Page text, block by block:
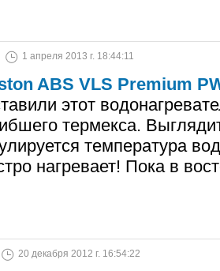
1 апреля 2013 г. 18:44:11
ABS VLS Premium
этот
термекса.
температура
нагревает! Пока в
20 декабря 2012 г. 16:54:22